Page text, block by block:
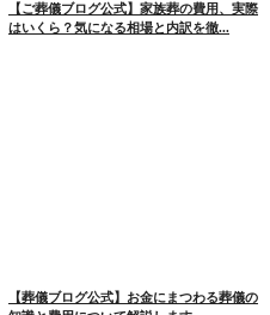
【ご葬儀ブログ公式】家族葬の費用、実際
はいくら？気になる相場と内訳を徹...
【葬儀ブログ公式】お金にまつわる葬儀の